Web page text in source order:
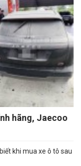
hãng, Jaecoo
khi mua xe ô tô sau